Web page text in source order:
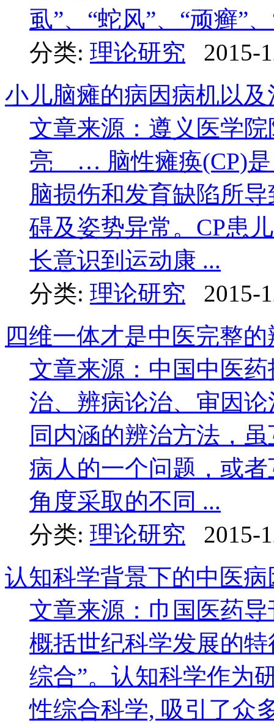
虱”、“蛇风”、“顽癣”
分类: 理论研究
2015-
小儿脑瘫的病因病机以及
文章来源：遵义医学
亮 … 脑性瘫痪(CP)是
脑损伤和发育缺陷所
碍及姿势异常。CP患
长意识到运动康 ...
分类: 理论研究
2015-
四维一体才是中医完整
文章来源：中国中医
治、辨病论治、审因
同内涵的辨治方法，
病人的一个问题，或
角度采取的不同 ...
分类: 理论研究
2015-
认知科学背景下的中医
文章来源：巾国医药
概括世纪科学发展的
综合”。认知科学作为
性综合科学, 吸引了众